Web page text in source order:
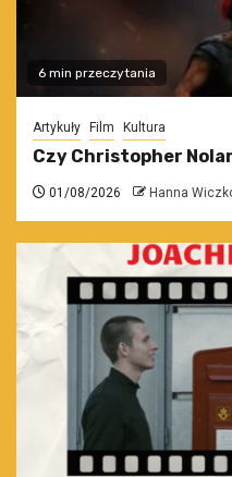
6 min przeczytania
Artykuły Film Kultura
Czy Christopher
01/08/2026 Hanna